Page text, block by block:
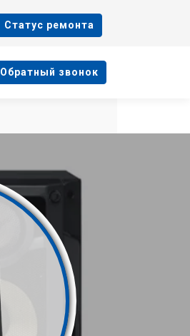
Cтатус ремонта
Oбратный звонок